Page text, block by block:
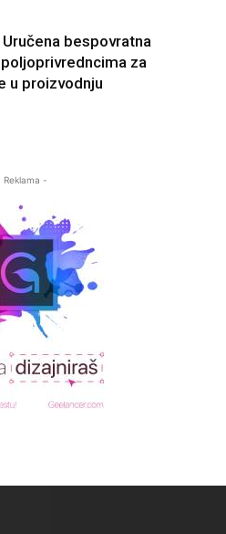
Uručena bespovratna
za
u proizvodnju
Reklama -